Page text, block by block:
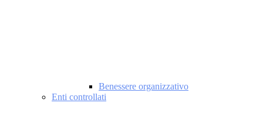
Benessere organizzativo
Enti controllati